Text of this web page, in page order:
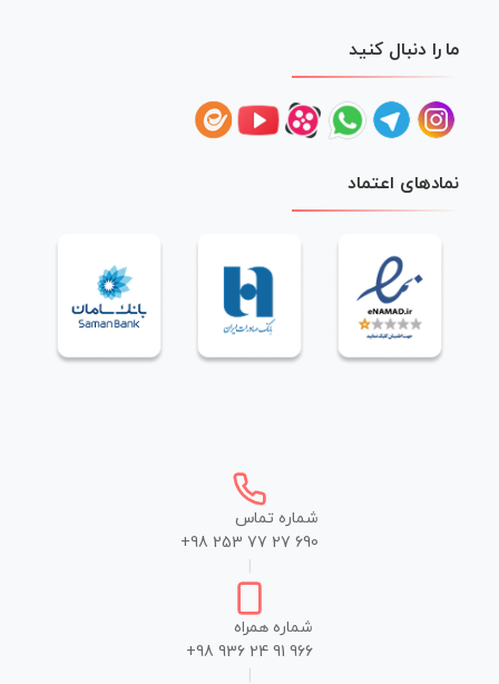
ما را دنبال کنید
نمادهای اعتماد
شماره تماس
+98 253 77 27 690
شماره همراه
+98 936 24 91 966